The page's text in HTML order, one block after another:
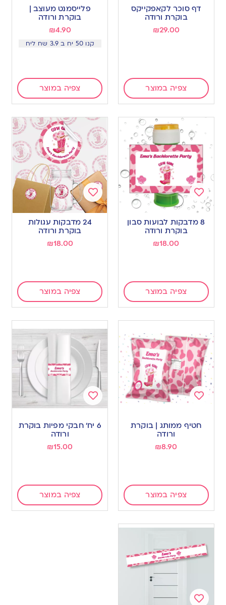
wishlist
דף סוכר לקאפקייקס
בוקרת ורודה
₪29.00
צפיה במוצר
wishlist
פלייסמנט מעוצב |
בוקרת ורודה
₪4.90
קנו 50 יח ב 3.9 שח ליח
צפיה במוצר
Add
to
wishlist
8 מדבקות לבועות סבון
בוקרת ורודה
₪18.00
צפיה במוצר
Add
wishlist
24 מדבקות עגולות
בוקרת ורודה
₪18.00
צפיה במוצר
wishlist
חטיף ממותג | בוקרת
ורודה
₪8.90
צפיה במוצר
Add
to
wishlist
6 יח’ חבקי מפיות בוקרת
ורודה
₪15.00
צפיה במוצר